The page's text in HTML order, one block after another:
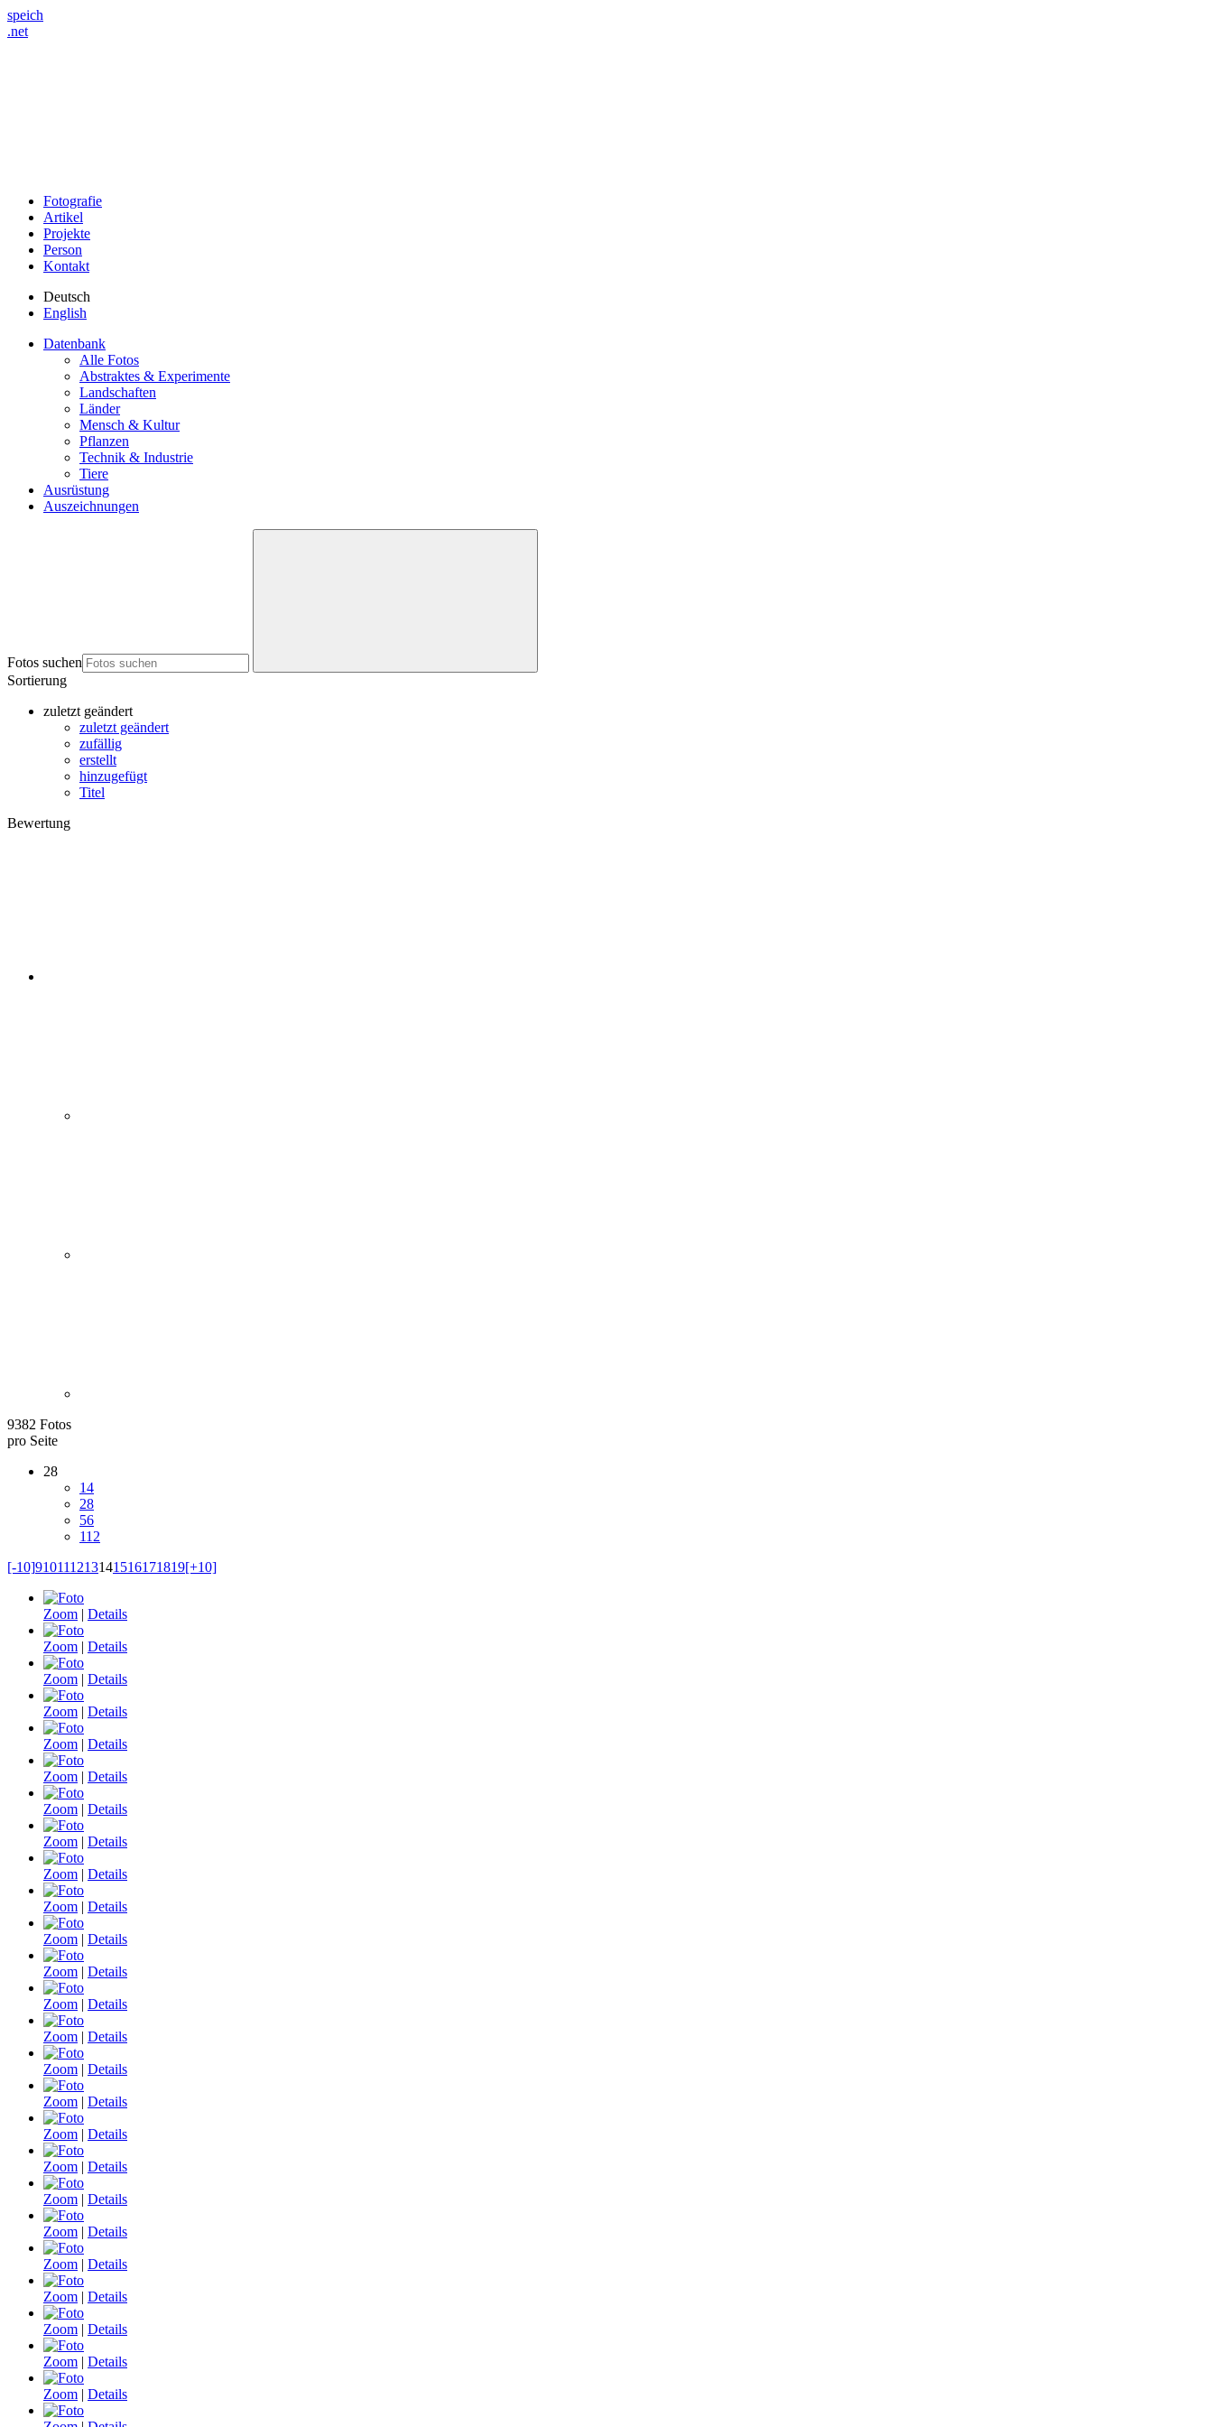
speich
.net
Fotografie
Artikel
Projekte
Person
Kontakt
Deutsch
English
Datenbank
Alle Fotos
Abstraktes & Experimente
Landschaften
Länder
Mensch & Kultur
Pflanzen
Technik & Industrie
Tiere
Ausrüstung
Auszeichnungen
Fotos suchen
Sortierung
zuletzt geändert
zuletzt geändert
zufällig
erstellt
hinzugefügt
Titel
Bewertung
9382 Fotos
pro Seite
28
14
28
56
112
[-10]910111213141516171819[+10]
Zoom | Details
Zoom | Details
Zoom | Details
Zoom | Details
Zoom | Details
Zoom | Details
Zoom | Details
Zoom | Details
Zoom | Details
Zoom | Details
Zoom | Details
Zoom | Details
Zoom | Details
Zoom | Details
Zoom | Details
Zoom | Details
Zoom | Details
Zoom | Details
Zoom | Details
Zoom | Details
Zoom | Details
Zoom | Details
Zoom | Details
Zoom | Details
Zoom | Details